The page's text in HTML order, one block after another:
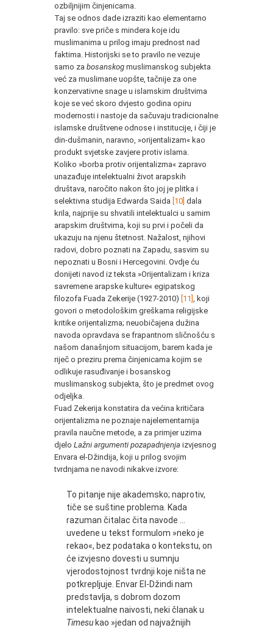
ozbiljnijim činjenicama.
Taj se odnos dade izraziti kao elementarno
pravilo: sve priče s mindera koje idu
muslimanima u prilog imaju prednost nad
faktima. Historijski se to pravilo ne vezuje
samo za bosanskog muslimanskog subjekta
već za muslimane uopšte, tačnije za one
konzervativne snage u islamskim društvima
koje se već skoro dvjesto godina opiru
modernosti i nastoje da sačuvaju tradicionalne
islamske društvene odnose i institucije, i čiji je
din-dušmanin, naravno, »orijentalizam« kao
produkt svjetske zavjere protiv islama.
Koliko »borba protiv orijentalizma« zapravo
unazađuje intelektualni život arapskih
društava, naročito nakon što joj je plitka i
selektivna studija Edwarda Saida [10] dala
krila, najprije su shvatili intelektualci u samim
arapskim društvima, koji su prvi i počeli da
ukazuju na njenu štetnost. Nažalost, njihovi
radovi, dobro poznati na Zapadu, sasvim su
nepoznati u Bosni i Hercegovini. Ovdje ću
donijeti navod iz teksta »Orijentalizam i kriza
savremene arapske kulture« egipatskog
filozofa Fuada Zekerije (1927-2010) [11] , koji
govori o metodološkim greškama religijske
kritike orijentalizma; neuobičajena dužina
navoda opravdava se frapantnom sličnošću s
našom današnjom situacijom, barem kada je
riječ o preziru prema činjenicama kojim se
odlikuje rasuđivanje i bosanskog
muslimanskog subjekta, što je predmet ovog
odjeljka.
Fuad Zekerija konstatira da većina kritičara
orijentalizma ne poznaje najelementarnija
pravila naučne metode, a za primjer uzima
djelo Lažni argumenti pozapadnjenja izvjesnog
Envara el-Džindija, koji u prilog svojim
tvrdnjama ne navodi nikakve izvore:
To pitanje nije akademsko; naprotiv,
tiče se suštine problema. Kada
razuman čitalac čita navode …
uvedene u tekst formulom »neko je
rekao«, bez podataka o kontekstu, on
će izvjesno dovesti u sumnju
vjerodostojnost tvrdnji koje ništa ne
potkrepljuje. Envar El-Džindi nam
predstavlja, s dobrom dozom
intelektualne naivosti, neki članak u
Timesu kao »jedan od najvažnijih